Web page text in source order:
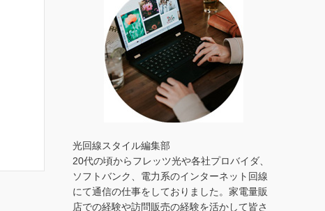
光回線スタイル編集部
20代の頃からフレッツ光や各社プロバイダ、
ソフトバンク、電力系のインターネット回線
にて通信の仕事をしておりました。家電量販
店での経験や訪問販売の経験を活かして皆さ